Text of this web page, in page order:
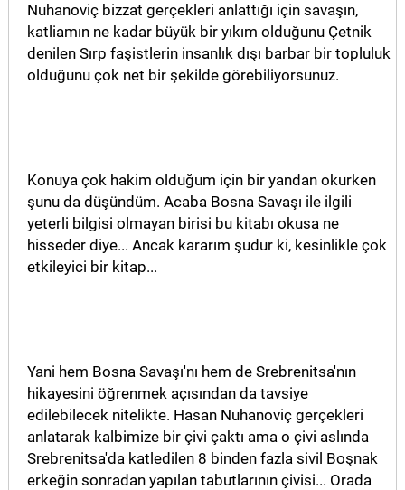
Nuhanoviç bizzat gerçekleri anlattığı için savaşın,
katliamın ne kadar büyük bir yıkım olduğunu Çetnik
denilen Sırp faşistlerin insanlık dışı barbar bir topluluk
olduğunu çok net bir şekilde görebiliyorsunuz.
Konuya çok hakim olduğum için bir yandan okurken
şunu da düşündüm. Acaba Bosna Savaşı ile ilgili
yeterli bilgisi olmayan birisi bu kitabı okusa ne
hisseder diye... Ancak kararım şudur ki, kesinlikle çok
etkileyici bir kitap...
Yani hem Bosna Savaşı'nı hem de Srebrenitsa'nın
hikayesini öğrenmek açısından da tavsiye
edilebilecek nitelikte. Hasan Nuhanoviç gerçekleri
anlatarak kalbimize bir çivi çaktı ama o çivi aslında
Srebrenitsa'da katledilen 8 binden fazla sivil Boşnak
erkeğin sonradan yapılan tabutlarının çivisi... Orada